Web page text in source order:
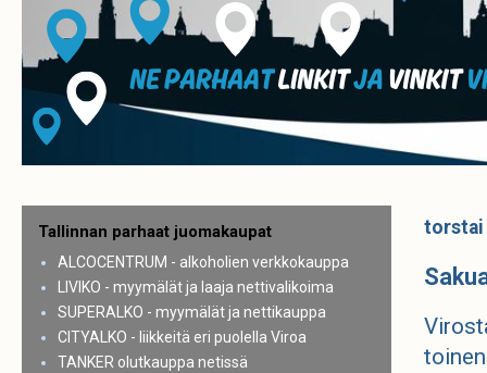
torstai
Tallinnan parhaat juomakaupat
ALCOCENTRUM - alkoholien verkkokauppa
LIVIKO - myymälät ja laaja nettivalikoima
SUPERALKO - myymälät ja nettikauppa
CITYALKO - liikkeitä eri puolella Viroa
TANKER olutkauppa netissä